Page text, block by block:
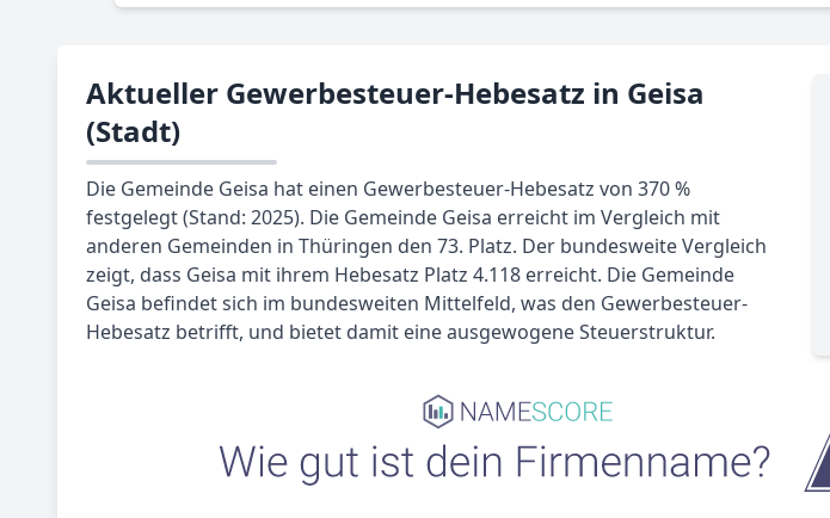
Aktueller Gewerbesteuer-Hebesatz in Geisa
(Stadt)
Die Gemeinde Geisa hat einen Gewerbesteuer-Hebesatz von 370 %
festgelegt (Stand: 2025). Die Gemeinde Geisa erreicht im Vergleich mit
anderen Gemeinden in Thüringen den 73. Platz. Der bundesweite Vergleich
zeigt, dass Geisa mit ihrem Hebesatz Platz 4.118 erreicht. Die Gemeinde
Geisa befindet sich im bundesweiten Mittelfeld, was den Gewerbesteuer-
Hebesatz betrifft, und bietet damit eine ausgewogene Steuerstruktur.